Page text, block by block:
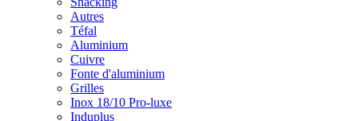
Autres
Téfal
Aluminium
Cuivre
Fonte d'aluminium
Grilles
Inox 18/10 Pro-luxe
Induplus